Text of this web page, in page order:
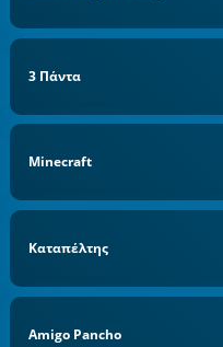
3 Πάντα
Minecraft
Καταπέλτης
Amigo Pancho